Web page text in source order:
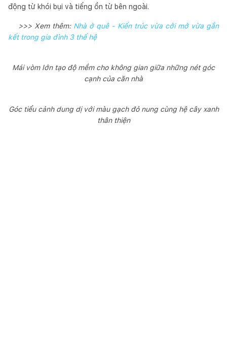
động từ khói bụi và tiếng ồn từ bên ngoài.
>>> Xem thêm: Nhà ở quê - Kiến trúc vừa cởi mở vừa gắn
kết trong gia đình 3 thế hệ
Mái vòm lớn tạo độ mềm cho không gian giữa những nét góc
cạnh của căn nhà
Góc tiểu cảnh dung dị với màu gạch đỏ nung cùng hệ cây xanh
thân thiện